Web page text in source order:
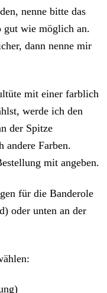
nenne bitte das
gut wie möglich an.
dann nenne mir
mit einer farblich
werde ich den
der Spitze
andere Farben.
mit angeben.
für die Banderole
oder unten an der